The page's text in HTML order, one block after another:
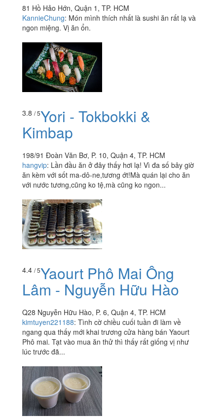
81 Hồ Hảo Hớn, Quận 1, TP. HCM
KannieChung: Món mình thích nhất là sushi ăn rất lạ và
ngon miệng. Vị ăn ổn.
3.8 / 5Yori - Tokbokki &
Kimbap
198/91 Đoàn Văn Bơ, P. 10, Quận 4, TP. HCM
hangvip: Lần đầu ăn ở đây thấy hơi lạ! Vì đa số bây giờ
ăn kèm với sốt ma-dô-ne,tương ớt!Mà quán lại cho ăn
với nước tương,cũng ko tệ,mà cũng ko ngon...
4.4 / 5Yaourt Phô Mai Ông
Lâm - Nguyễn Hữu Hào
Q28 Nguyễn Hữu Hào, P. 6, Quận 4, TP. HCM
kimtuyen221188: Tình cờ chiều cuối tuần đi làm về
ngang qua thấy mới khai trương cửa hàng bán Yaourt
Phô mai. Tạt vào mua ăn thử thì thấy rất giống vị như
lúc trước đã...